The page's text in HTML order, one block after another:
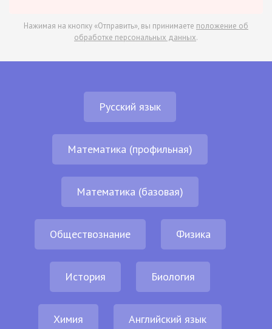
Нажимая на кнопку «Отправить», вы принимаете положение об
обработке персональных данных.
Русский язык
Математика (профильная)
Математика (базовая)
Обществознание Физика
История Биология
Химия Английский язык